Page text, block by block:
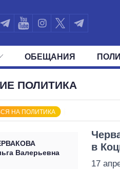
ОБЕЩАНИЯ
ПОЛИТИКА
НА ПОЛИТИКА
Валерьевна
в
17